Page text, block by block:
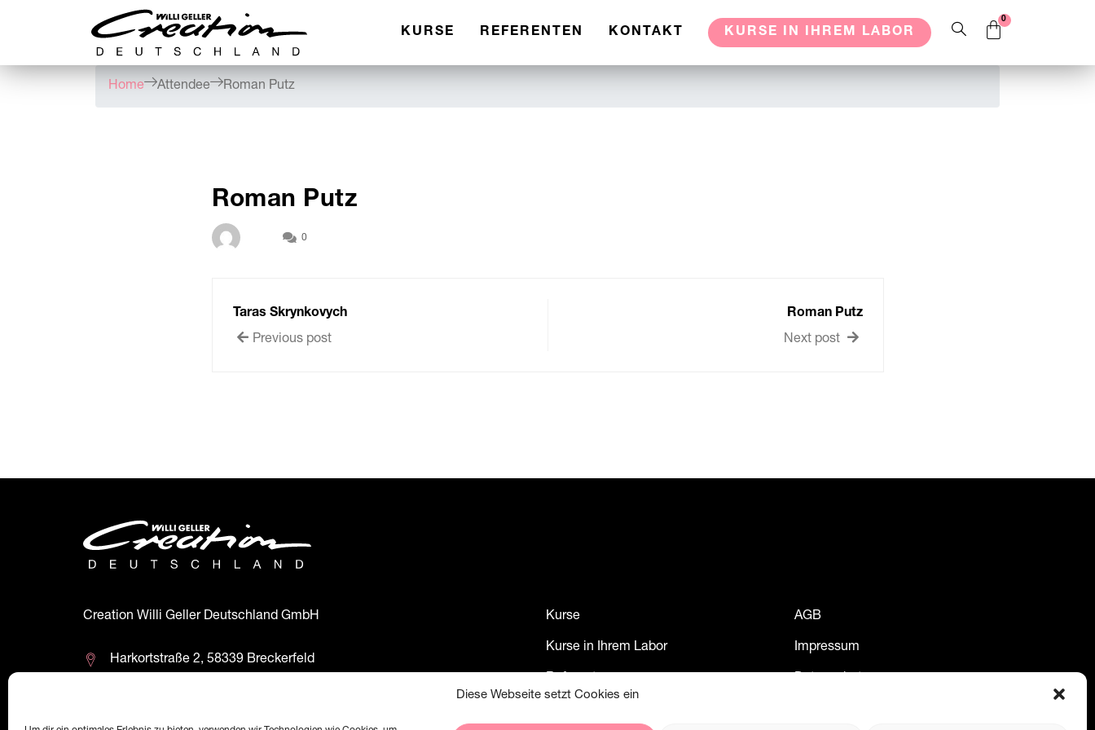
Diese Webseite setzt Cookies ein
KURSE REFERENTEN KONTAKT KURSE IN IHREM LABOR
Home Attendee Roman Putz
Roman Putz
0
Taras Skrynkovych
Previous post
Roman Putz
Next post
Creation Willi Geller Deutschland GmbH
Harkortstraße 2, 58339 Breckerfeld
Kurse
Kurse in Ihrem Labor
AGB
Impressum